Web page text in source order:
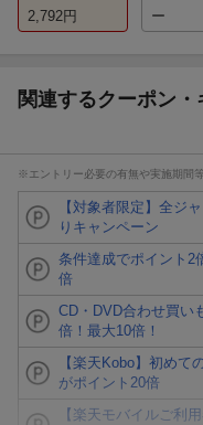
2,792円
ー
関連するクーポン・
※エントリー必要の有無や実施期間
【対象者限定】全ジ
りキャンペーン
条件達成でポイント2
倍
CD・DVD合わせ買い
倍！最大10倍！
【楽天Kobo】初めて
がポイント20倍
【楽天モバイルご利